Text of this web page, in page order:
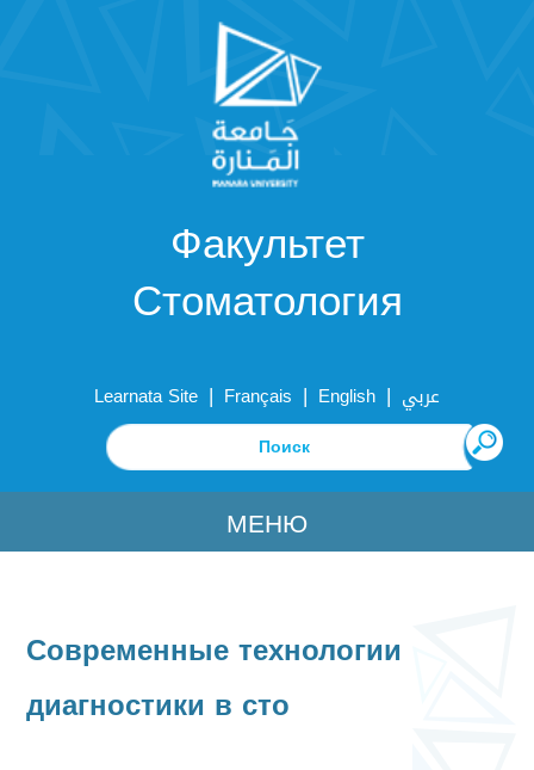
Факультет
Стоматология
Learnata Site | Français | English | عربي
МЕНЮ
Современные технологии
диагностики в сто